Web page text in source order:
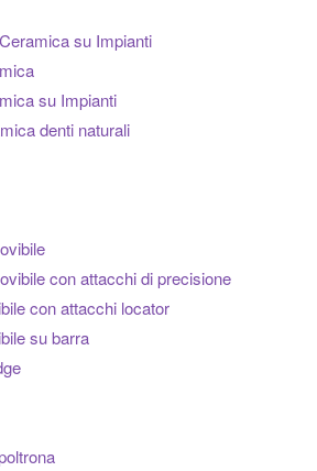
su Impianti
su Impianti
denti naturali
con attacchi di precisione
con attacchi locator
su barra